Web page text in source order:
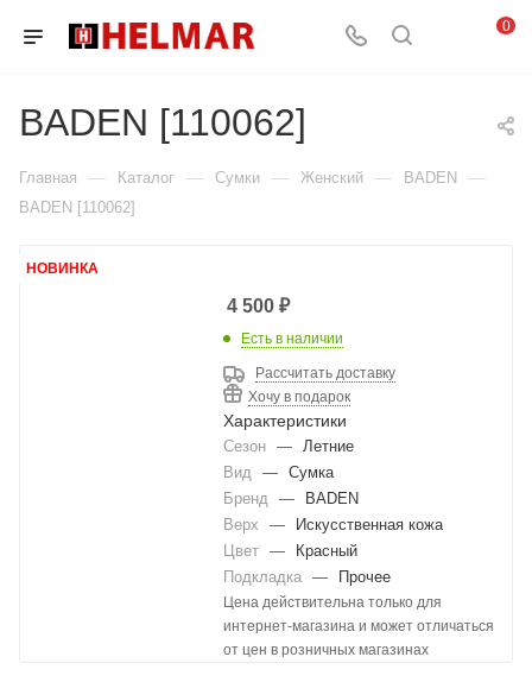
0
BADEN [110062]
Главная — Каталог — Сумки — Женский — BADEN —
BADEN [110062]
НОВИНКА
4 500₽
Есть в наличии
Рассчитать доставку
Хочу в подарок
Характеристики
Сезон —
Летние
Вид
—
Сумка
Бренд
—
BADEN
Верх
—
Искусственная кожа
Цвет —
Красный
Подкладка — Прочее
Цена действительна только для
интернет-магазина и может отличаться
от цен в розничных магазинах